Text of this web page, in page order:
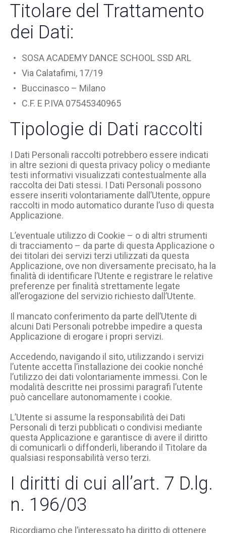
Titolare del Trattamento
dei Dati:
SOSA ACADEMY DANCE SCHOOL SSD ARL
Via Calatafimi, 17/19
Buccinasco – Milano
C.F. E P.IVA 07545340965
Tipologie di Dati raccolti
I Dati Personali raccolti potrebbero essere indicati
in altre sezioni di questa privacy policy o mediante
testi informativi visualizzati contestualmente alla
raccolta dei Dati stessi. I Dati Personali possono
essere inseriti volontariamente dall’Utente, oppure
raccolti in modo automatico durante l’uso di questa
Applicazione.
L’eventuale utilizzo di Cookie – o di altri strumenti
di tracciamento – da parte di questa Applicazione o
dei titolari dei servizi terzi utilizzati da questa
Applicazione, ove non diversamente precisato, ha la
finalità di identificare l’Utente e registrare le relative
preferenze per finalità strettamente legate
all’erogazione del servizio richiesto dall’Utente.
Il mancato conferimento da parte dell’Utente di
alcuni Dati Personali potrebbe impedire a questa
Applicazione di erogare i propri servizi.
Accedendo, navigando il sito, utilizzando i servizi
l’utente accetta l’installazione dei cookie nonché
l’utilizzo dei dati volontariamente immessi. Con le
modalità descritte nei prossimi paragrafi l’utente
può cancellare autonomamente i cookie.
L’Utente si assume la responsabilità dei Dati
Personali di terzi pubblicati o condivisi mediante
questa Applicazione e garantisce di avere il diritto
di comunicarli o diffonderli, liberando il Titolare da
qualsiasi responsabilità verso terzi.
I diritti di cui all’art. 7 D.lg.
n. 196/03
Ricordiamo che l’interessato ha diritto di ottenere